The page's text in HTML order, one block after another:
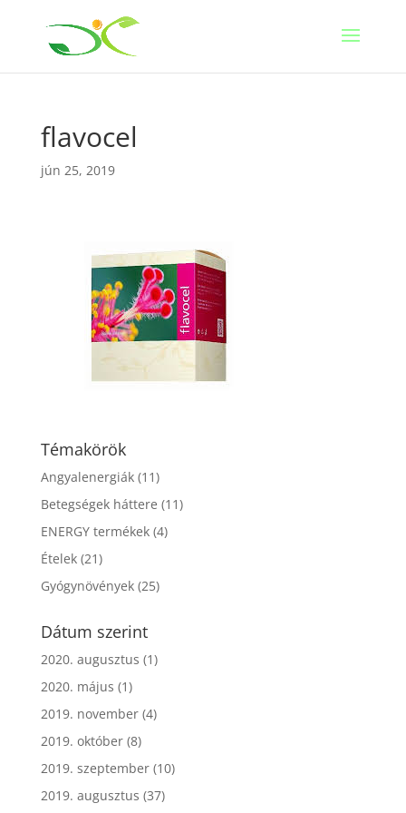
flavocel
jún 25, 2019
Témakörök
Angyalenergiák(11)
Betegségek háttere (11)
ENERGY termékek(4)
Ételek(21)
Gyógynövények(25)
Dátum szerint
2020. augusztus (1)
2020. május (1)
2019. november(4)
2019. október(8)
2019. szeptember(10)
2019. augusztus (37)